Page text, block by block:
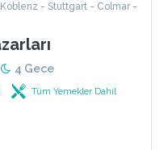
- Stuttgart - Colmar -
4 Gece
Tüm Yemekler Dahil